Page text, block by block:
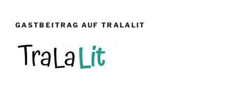
GASTBEITRAG AUF TRALALIT